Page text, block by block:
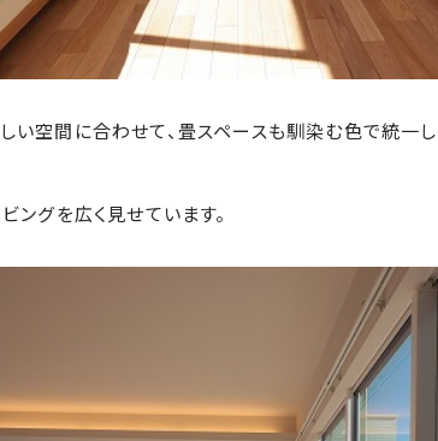
い空間に合わせて、畳スペースも馴染む色で統一
ングを広く見せています。